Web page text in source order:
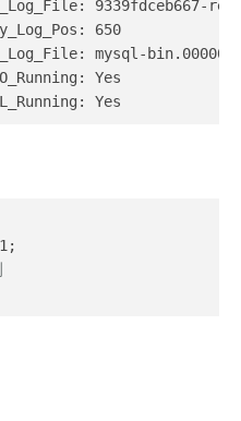
9339fdceb667-
650
mysql-bin.000003
Yes
Yes